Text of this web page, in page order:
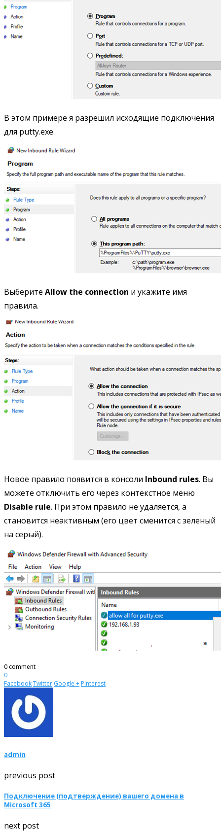
В этом примере я разрешил исходящие подключения
для putty.exe.
Выберите Allow the connection и укажите имя
правила.
Новое правило появится в консоли Inbound rules. Вы
можете отключить его через контекстное меню
Disable rule. При этом правило не удаляется, а
становится неактивным (его цвет сменится с зеленый
на серый).
0 comment
0
FacebookTwitter Google + Pinterest
admin
previous post
Подключение (подтверждение) вашего домена в
Microsoft 365
next post